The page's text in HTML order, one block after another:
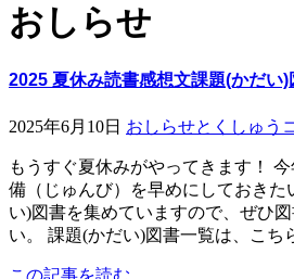
おしらせ
2025 夏休み読書感想文課題(かだい
2025年6月10日 おしらせとくしゅう
もうすぐ夏休みがやってきます！
備（じゅんび）を早めにしておきた
い)図書を集めていますので、ぜひ
い。 課題(かだい)図書一覧は、こち
この記事を読む